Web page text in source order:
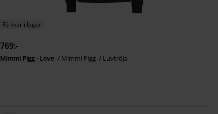
Få kvar i lager
769:-
Mimmi Pigg - Love Mimmi Pigg Luvtröja